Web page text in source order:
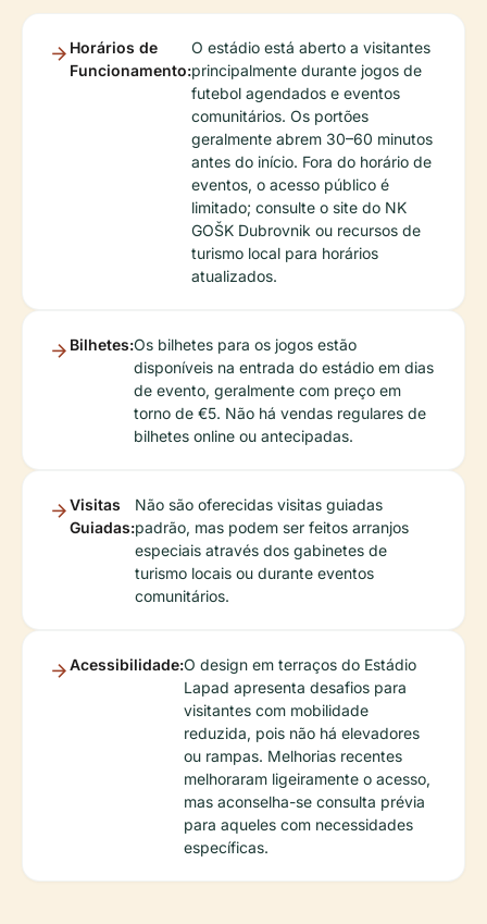
Horários de
Funcionamento:
O estádio está aberto a visitantes
principalmente durante jogos de
futebol agendados e eventos
comunitários. Os portões
geralmente abrem 30–60 minutos
antes do início. Fora do horário de
eventos, o acesso público é
limitado; consulte o site do NK
GOŠK Dubrovnik ou recursos de
turismo local para horários
atualizados.
Bilhetes:Os bilhetes para os jogos estão
disponíveis na entrada do estádio em dias
de evento, geralmente com preço em
torno de €5. Não há vendas regulares de
bilhetes online ou antecipadas.
Visitas
Guiadas:
Não são oferecidas visitas guiadas
padrão, mas podem ser feitos arranjos
especiais através dos gabinetes de
turismo locais ou durante eventos
comunitários.
Acessibilidade:O design em terraços do Estádio
Lapad apresenta desafios para
visitantes com mobilidade
reduzida, pois não há elevadores
ou rampas. Melhorias recentes
melhoraram ligeiramente o acesso,
mas aconselha-se consulta prévia
para aqueles com necessidades
específicas.